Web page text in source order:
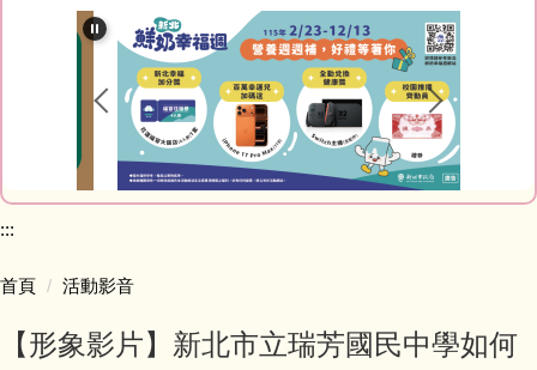
最新消息
教師Blog
榮譽榜網站
研習資訊
網路資源
:::
首頁 活動影音
【形象影片】新北市立瑞芳國民中學如何